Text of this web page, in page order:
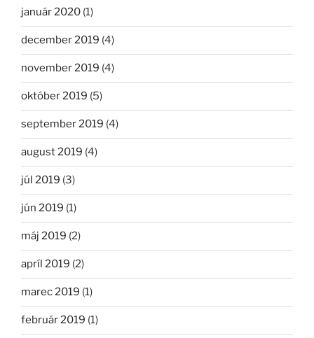
január 2020 (1)
december 2019 (4)
november 2019 (4)
október 2019 (5)
september 2019 (4)
august 2019 (4)
júl 2019 (3)
jún 2019 (1)
máj 2019 (2)
apríl 2019 (2)
marec 2019 (1)
február 2019 (1)